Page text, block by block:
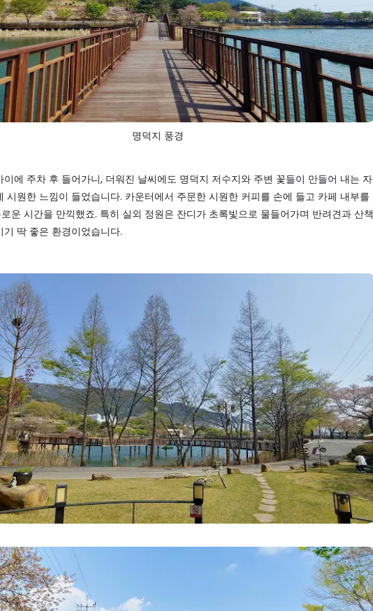
명덕지 풍경
이에 주차 후 들어가니, 더워진 날씨에도 명덕지 저수지와 주변 꽃들이 만들어 내는 자
시원한 느낌이 들었습니다. 카운터에서 주문한 시원한 커피를 손에 들고 카페 내부를
운 시간을 만끽했죠. 특히 실외 정원은 잔디가 초록빛으로 물들어가며 반려견과 산책
기 딱 좋은 환경이었습니다.